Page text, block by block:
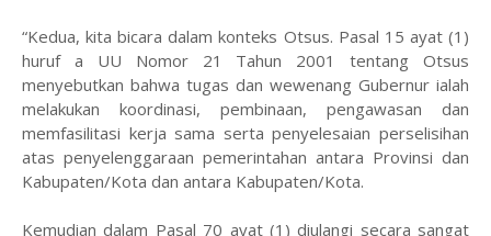
“Kedua, kita bicara dalam konteks Otsus. Pasal 15 ayat (1)
huruf a UU Nomor 21 Tahun 2001 tentang Otsus
menyebutkan bahwa tugas dan wewenang Gubernur ialah
melakukan koordinasi, pembinaan, pengawasan dan
memfasilitasi kerja sama serta penyelesaian perselisihan
atas penyelenggaraan pemerintahan antara Provinsi dan
Kabupaten/Kota dan antara Kabupaten/Kota.
Kemudian dalam Pasal 70 ayat (1) diulangi secara sangat